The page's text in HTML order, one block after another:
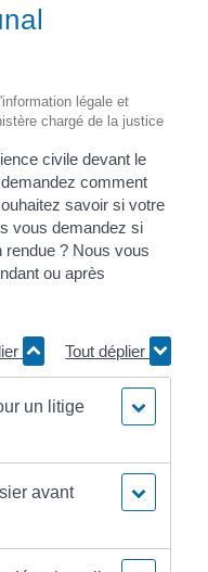
légale et
chargé de la justice
civile devant le
comment
savoir si votre
vous demandez si
? Nous vous
ou après
Tout déplier
un litige
avant